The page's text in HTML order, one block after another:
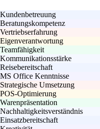
Kundenbetreuung
Beratungskompetenz
Vertriebserfahrung
Eigenverantwortung
Teamfähigkeit
Kommunikationsstärke
Reisebereitschaft
MS Office Kenntnisse
Strategische Umsetzung
POS-Optimierung
Warenpräsentation
Nachhaltigkeitsverständnis
Einsatzbereitschaft